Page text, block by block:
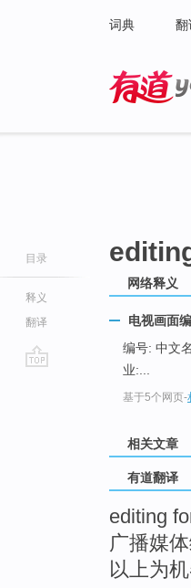
词典 翻
目录
释义
翻译
网络释义
电视画面
编号: 中文
业:...
基于5个网页-
相关文章
有道翻译
editing
广播媒
以上为